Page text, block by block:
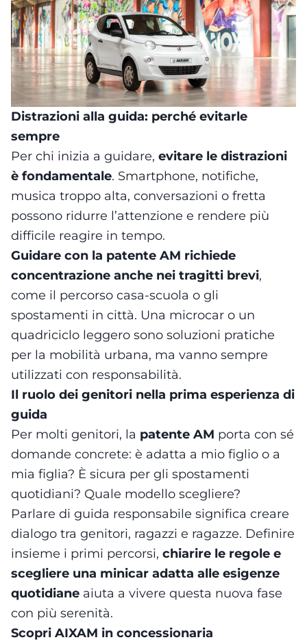
Distrazioni alla guida: perché evitarle
sempre
Per chi inizia a guidare, evitare le distrazioni
è fondamentale. Smartphone, notifiche,
musica troppo alta, conversazioni o fretta
possono ridurre l’attenzione e rendere più
difficile reagire in tempo.
Guidare con la patente AM richiede
concentrazione anche nei tragitti brevi,
come il percorso casa-scuola o gli
spostamenti in città. Una microcar o un
quadriciclo leggero sono soluzioni pratiche
per la mobilità urbana, ma vanno sempre
utilizzati con responsabilità.
Il ruolo dei genitori nella prima esperienza di
guida
Per molti genitori, la patente AM porta con sé
domande concrete: è adatta a mio figlio o a
mia figlia? È sicura per gli spostamenti
quotidiani? Quale modello scegliere?
Parlare di guida responsabile significa creare
dialogo tra genitori, ragazzi e ragazze. Definire
insieme i primi percorsi, chiarire le regole e
scegliere una minicar adatta alle esigenze
quotidiane aiuta a vivere questa nuova fase
con più serenità.
Scopri AIXAM in concessionaria